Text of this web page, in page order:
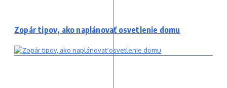
Zopár tipov, ako naplánovať osvetlenie domu